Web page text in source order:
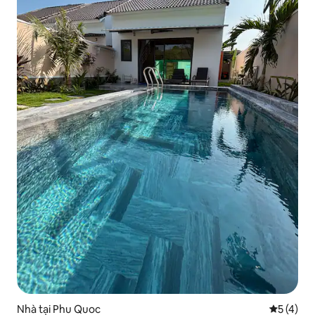
Nhà tại Phu Quoc Xếp5 (4)